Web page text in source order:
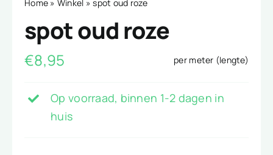
Home » Winkel »spot oud roze
spot oud roze
€8,95 per meter (lengte)
Op voorraad, binnen 1-2 dagen in
huis